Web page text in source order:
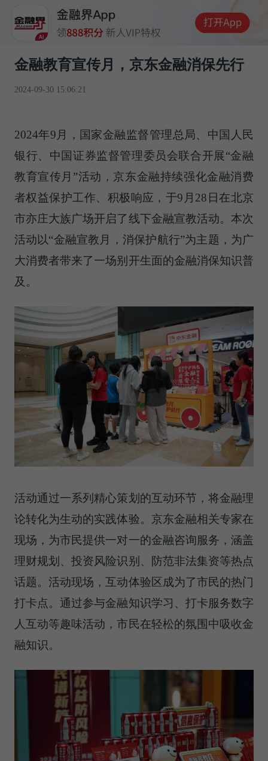
金融教育宣传月，京东金融消保先行
2024-09-30 15:06:21
2024年9月，国家金融监督管理总局、中国人民
银行、中国证券监督管理委员会联合开展“金融
教育宣传月”活动，京东金融持续强化金融消费
者权益保护工作、积极响应，于9月28日在北京
市亦庄大族广场开启了线下金融宣教活动。本次
活动以“金融宣教月，消保护航行”为主题，为广
大消费者带来了一场别开生面的金融消保知识普
及。
活动通过一系列精心策划的互动环节，将金融理
论转化为生动的实践体验。京东金融相关专家在
现场，为市民提供一对一的金融咨询服务，涵盖
理财规划、投资风险识别、防范非法集资等热点
话题。活动现场，互动体验区成为了市民的热门
打卡点。通过参与金融知识学习、打卡服务数字
人互动等趣味活动，市民在轻松的氛围中吸收金
融知识。